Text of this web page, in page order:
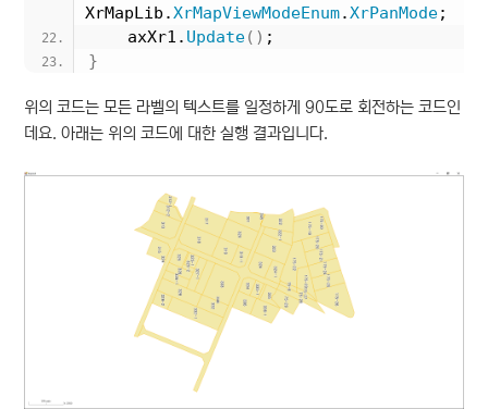
XrMapLib.XrMapViewModeEnum.XrPanMode;
    axXr1.
Update() ;
}
위의 코드는 모든 라벨의 텍스트를 일정하게 90도로 회전하는 코드인
데요. 아래는 위의 코드에 대한 실행 결과입니다.